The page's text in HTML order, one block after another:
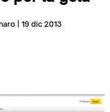
| 19 dic 2013